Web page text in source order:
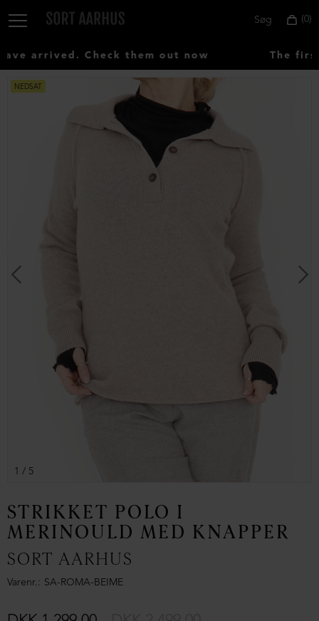
0
Søg
arrived. Check them out now The first
NEDSAT
1 / 5
STRIKKET POLO I
MERINOULD MED KNAPPER
SORT AARHUS
Varenr. SA-ROMA-BEIME